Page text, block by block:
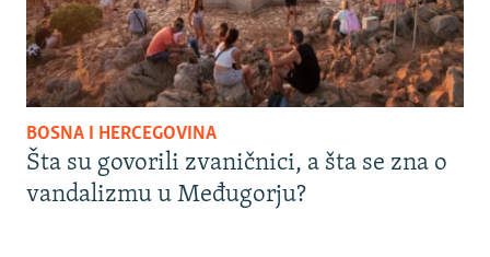
BOSNA I HERCEGOVINA
Šta su govorili zvaničnici, a šta se zna o
vandalizmu u Međugorju?